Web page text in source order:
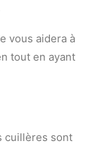
vous aidera à
tout en ayant
cuillères sont